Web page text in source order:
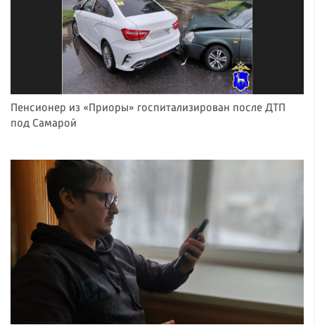
Пенсионер из «Приоры» госпитализирован после ДТП
под Самарой